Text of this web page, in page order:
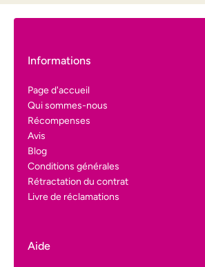
Informations
Page d'accueil
Qui sommes-nous
Récompenses
Avis
Blog
Conditions générales
Rétractation du contrat
Livre de réclamations
Aide